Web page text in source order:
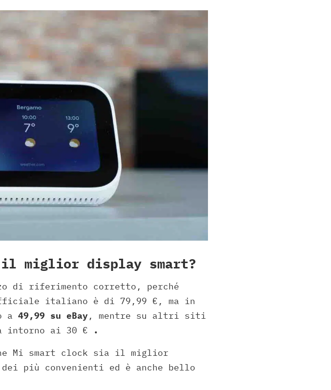
miglior display smart?
di riferimento corretto, perché
italiano è di 79,99 €, ma in
a 49,99 su eBay, mentre su altri siti
intorno ai 30 €
.
Mi smart clock sia il miglior
più convenienti ed è anche bello